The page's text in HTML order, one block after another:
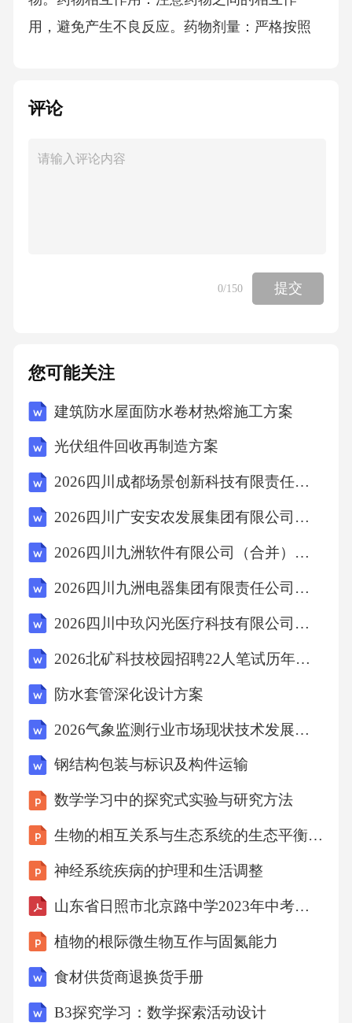
用，避免产生不良反应。药物剂量：严格按照
物，避免药物变质。药物适应症：了解药物的
作用：了解药物的副作用，及时观察患者的反
决方法问题：工作压力大，解决方法：合理安
排工作时间，学会放松，保持良好的心态。问
操作失误，解决方法：及时纠正，并向带教老
师汇报，吸取教训，避免再次发生。问题：与
同事关系紧张，解决方法：尊重他人，积极沟
心理调适面对压力：学会调整心态，保持积极
乐观0102面对挫折：勇于面对失败，从中吸取
经验面对困难：积极寻求帮助，勇于挑战自我0
304面对人际关系：学会沟通，建立良好的人际
成长：在实习过程中不断学习和成长，提高自
己的专业技能和综合素质明确职业目标：确定
自己的职业发展方向和规划制定实习计划：根
据职业目标制定实习计划，明确实习内容和目
标建立人际关系：在实习过程中建立良好的人
际关系，为自己未来的职业发展打下基础反思
与总结：在实习结束后对自己的实习经历进行
反思和总结，为自己的职业发展提供参考和借
的收获与不足改进措施：加强实践操作，多向
老师请教，积极参与病例讨论收获：掌握了临
床技能，提高了沟通能力，增强了团队协作意
识不足：缺乏实践经验，对疾病的认识不够深
入，需要加强理论学习总结：通过临床实习，
提高了自己的综合素质，为未来的职业生涯打
评论
0/150 提交
您可能关注
建筑防水屋面防水卷材热熔施工方案
光伏组件回收再制造方案
2026四川成都场景创新科技有限责任公司招聘副总经理等岗位5人笔试历年参考题库附带答案详解
2026四川广安安农发展集团有限公司第二批次劳务派遣用工招聘综合及人员笔试历年参考题库附带答案详解
2026四川九洲软件有限公司（合并）招聘运维工程师测试笔试历年参考题库附带答案详解
2026四川九洲电器集团有限责任公司招聘天线测试岗等岗位测试笔试历年参考题库附带答案详解
2026四川中玖闪光医疗科技有限公司招聘成本应付会计岗位测试笔试历年参考题库附带答案详解
2026北矿科技校园招聘22人笔试历年参考题库附带答案详解
防水套管深化设计方案
2026气象监测行业市场现状技术发展分析投资评估竞争分析报告
钢结构包装与标识及构件运输
数学学习中的探究式实验与研究方法
生物的相互关系与生态系统的生态平衡教学教案
神经系统疾病的护理和生活调整
山东省日照市北京路中学2023年中考一模英语试题
植物的根际微生物互作与固氮能力
食材供货商退换货手册
B3探究学习：数学探索活动设计